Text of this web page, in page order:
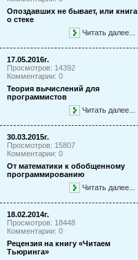
Опоздавших не бывает, или книга
о стеке
Читать далее...
17.05.2016г.
Просмотров: 14392
Комментарии: 0
Теория вычислений для
программистов
Читать далее...
30.03.2015г.
Просмотров: 15807
Комментарии: 0
От математики к обобщенному
программированию
Читать далее...
18.02.2014г.
Просмотров: 18448
Комментарии: 0
Рецензия на книгу «Читаем
Тьюринга»